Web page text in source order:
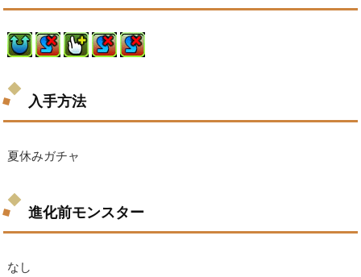
入手方法
夏休みガチャ
進化前モンスター
なし